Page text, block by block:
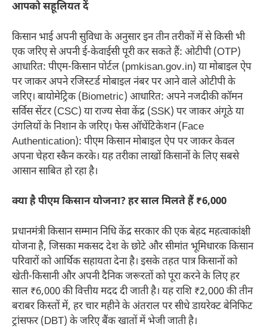
आपको सहूलियत दें
किसान भाई अपनी सुविधा के अनुसार इन तीन तरीकों में से किसी भी
एक जरिए से अपनी ई-केवाईसी पूरी कर सकते हैं: ओटीपी (OTP)
आधारित: पीएम-किसान पोर्टल (pmkisan.gov.in) या मोबाइल ऐप
पर जाकर अपने रजिस्टर्ड मोबाइल नंबर पर आने वाले ओटीपी के
जरिए। बायोमेट्रिक (Biometric) आधारित: अपने नजदीकी कॉमन
सर्विस सेंटर (CSC) या राज्य सेवा केंद्र (SSK) पर जाकर अंगूठे या
उंगलियों के निशान के जरिए। फेस ऑथेंटिकेशन (Face
Authentication): पीएम किसान मोबाइल ऐप पर जाकर केवल
अपना चेहरा स्कैन करके। यह तरीका लाखों किसानों के लिए सबसे
आसान साबित हो रहा है।
क्या है पीएम किसान योजना? हर साल मिलते हैं ₹6,000
प्रधानमंत्री किसान सम्मान निधि केंद्र सरकार की एक बेहद महत्वाकांक्षी
योजना है, जिसका मकसद देश के छोटे और सीमांत भूमिधारक किसान
परिवारों को आर्थिक सहायता देना है। इसके तहत पात्र किसानों को
खेती-किसानी और अपनी दैनिक जरूरतों को पूरा करने के लिए हर
साल ₹6,000 की वित्तीय मदद दी जाती है। यह राशि ₹2,000 की तीन
बराबर किस्तों में, हर चार महीने के अंतराल पर सीधे डायरेक्ट बेनिफिट
ट्रांसफर (DBT) के जरिए बैंक खातों में भेजी जाती है।